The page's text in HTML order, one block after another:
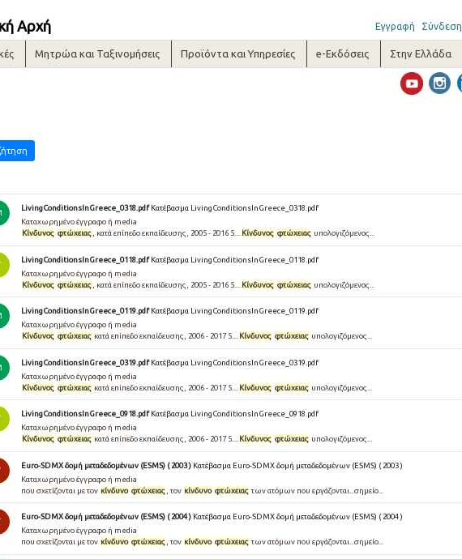
Αρχή Εγγραφή Σύνδεση
Μητρώα και Ταξινομήσεις Προϊόντα και Υπηρεσίες e-Εκδόσεις Στην Ελλάδα
LivingConditionsInGreece_0318.pdf Κατέβασμα LivingConditionsInGreece_0318.pdf
Καταχωρημένο έγγραφο ή media
Κίνδυνος φτώχειας, κατά επίπεδο εκπαίδευσης, 2005 - 2016 5....Κίνδυνος φτώχειας υπολογιζόμενος...
LivingConditionsInGreece_0118.pdf Κατέβασμα LivingConditionsInGreece_0118.pdf
Καταχωρημένο έγγραφο ή media
Κίνδυνος φτώχειας , κατά επίπεδο εκπαίδευσης, 2005 - 2016 5.... Κίνδυνος φτώχειας υπολογιζόμενος...
LivingConditionsInGreece_0119.pdf Κατέβασμα LivingConditionsInGreece_0119.pdf
Καταχωρημένο έγγραφο ή media
Κίνδυνος φτώχειας κατά επίπεδο εκπαίδευσης, 2006 - 2017 5....Κίνδυνος φτώχειας υπολογιζόμενος...
LivingConditionsInGreece_0319.pdf Κατέβασμα LivingConditionsInGreece_0319.pdf
Καταχωρημένο έγγραφο ή media
Κίνδυνος φτώχειας κατά επίπεδο εκπαίδευσης, 2006 - 2017 5.... Κίνδυνος φτώχειας υπολογιζόμενος...
LivingConditionsInGreece_0918.pdf Κατέβασμα LivingConditionsInGreece_0918.pdf
Καταχωρημένο έγγραφο ή media
Κίνδυνος φτώχειας κατά επίπεδο εκπαίδευσης, 2006 - 2017 5....Κίνδυνος φτώχειας υπολογιζόμενος...
Euro-SDMX δομή μεταδεδομένων (ESMS) ( 2003 ) Κατέβασμα Euro-SDMX δομή μεταδεδομένων (ESMS) ( 2003 )
Καταχωρημένο έγγραφο ή media
που σχετίζονται με τον κίνδυνο φτώχειας , τον κίνδυνο φτώχειαςτων ατόμων που εργάζονται...σημείο...
Euro-SDMX δομή μεταδεδομένων (ESMS) ( 2004 ) Κατέβασμα Euro-SDMX δομή μεταδεδομένων (ESMS) ( 2004 )
Καταχωρημένο έγγραφο ή media
που σχετίζονται με τον κίνδυνο φτώχειας, τον κίνδυνο φτώχειαςτων ατόμων που εργάζονται...σημείο...